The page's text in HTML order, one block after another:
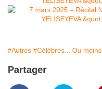
#Autres #Célèbres... Ou moins
Partager